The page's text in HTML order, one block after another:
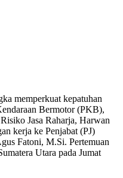
memperkuat kepatuhan
Bermotor (PKB),
Jasa Raharja, Harwan
kerja ke Penjabat (PJ)
Fatoni, M.Si. Pertemuan
Utara pada Jumat